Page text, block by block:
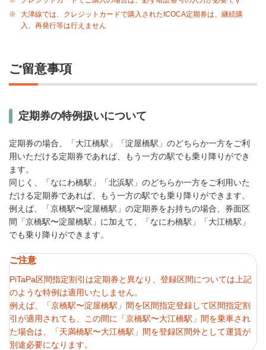
※
大津線では、クレジットカードで購入されたICOCA定期券は、継続購
入、再発行等は行えません
ご留意事項
定期券の特例扱いについて
定期券の場合、「大江橋駅」「淀屋橋駅」のどちらか一方をご利
用いただける定期券であれば、もう一方の駅でも乗り降りができ
ます。
同じく、「なにわ橋駅」「北浜駅」のどちらか一方をご利用いた
だける定期券であれば、もう一方の駅でも乗り降りができます。
例えば、「京橋駅〜淀屋橋駅」の定期券をお持ちの場合、券面区
間「京橋駅〜淀屋橋駅」に加えて、「なにわ橋駅」「大江橋駅」
でも乗り降りができます。
ご注意
PiTaPa区間指定割引は定期券と異なり、登録区間については上記
のような特例は適用いたしません。
例えば、「京橋駅〜淀屋橋駅」間を区間指定登録して区間指定割
引が適用されても、この間に「京橋駅〜大江橋駅」間を乗車され
た場合は、「天満橋駅〜大江橋駅」間を登録区間外として運賃が
別途必要になります。